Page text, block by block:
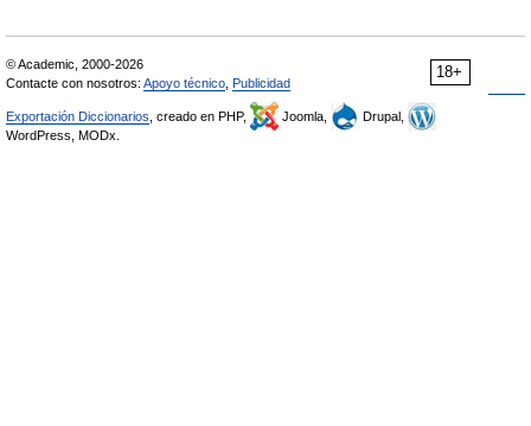
18+
© Academic, 2000-2026
Contacte con nosotros: Apoyo técnico Publicidad
Exportación Diccionarios , creado en PHP, Joomla,
Drupal,
WordPress, MODx.